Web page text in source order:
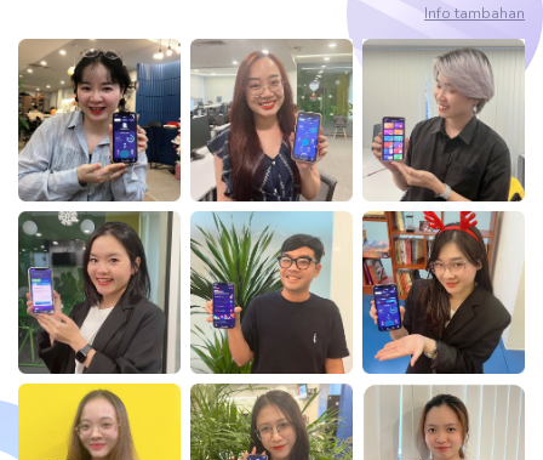
Info tambahan